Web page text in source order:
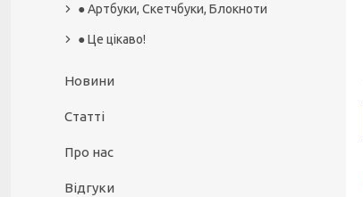
● Артбуки, Скетчбуки, Блокноти
● Це цікаво!
Новини
Статті
Про нас
Відгуки